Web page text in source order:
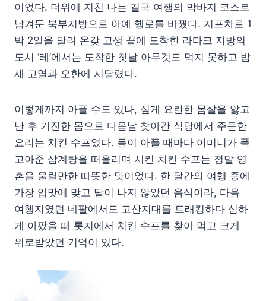
이었다. 더위에 지친 나는 결국 여행의 막바지 코스로
남겨둔 북부지방으로 아예 행로를 바꿨다. 지프차로 1
박 2일을 달려 온갖 고생 끝에 도착한 라다크 지방의
도시 ‘레’에서는 도착한 첫날 아무것도 먹지 못하고 밤
새 고열과 오한에 시달렸다.
이렇게까지 아플 수도 있나, 싶게 요란한 몸살을 앓고
난 후 기진한 몸으로 다음날 찾아간 식당에서 주문한
요리는 치킨 수프였다. 몸이 아플 때마다 어머니가 푹
고아준 삼계탕을 떠올리며 시킨 치킨 수프는 정말 영
혼을 울릴만한 따뜻한 맛이었다. 한 달간의 여행 중에
가장 입맛에 맞고 탈이 나지 않았던 음식이라, 다음
여행지였던 네팔에서도 고산지대를 트래킹하다 심하
게 아팠을 때 롯지에서 치킨 수프를 찾아 먹고 크게
위로받았던 기억이 있다.